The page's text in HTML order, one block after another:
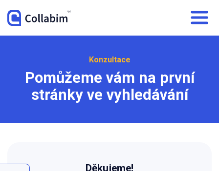
Konzultace
Pomůžeme vám na první
stránky ve vyhledávání
Děkujeme!